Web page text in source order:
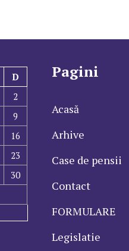
D
2
9
16
23
30
Pagini
Acasă
Arhive
Case de pensii
Contact
FORMULARE
Legislatie